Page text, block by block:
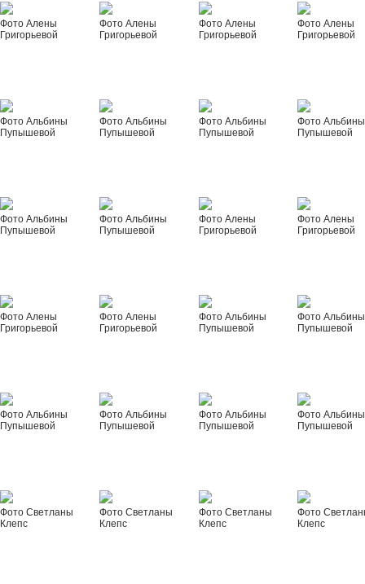
Фото Алены
Григорьевой
Фото Алены
Григорьевой
Фото Алены
Григорьевой
Фото Алены
Григорьевой
Фото Альбины
Пупышевой
Фото Альбины
Пупышевой
Фото Альбины
Пупышевой
Фото Альбины
Пупышевой
Фото Альбины
Пупышевой
Фото Альбины
Пупышевой
Фото Алены
Григорьевой
Фото Алены
Григорьевой
Фото Алены
Григорьевой
Фото Алены
Григорьевой
Фото Альбины
Пупышевой
Фото Альбины
Пупышевой
Фото Альбины
Пупышевой
Фото Альбины
Пупышевой
Фото Альбины
Пупышевой
Фото Альбины
Пупышевой
Фото Светланы
Клепс
Фото Светланы
Клепс
Фото Светланы
Клепс
Фото
Клепс